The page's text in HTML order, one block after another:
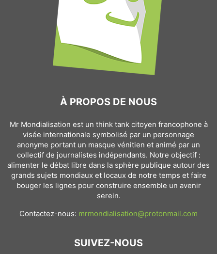
À PROPOS DE NOUS
Mr Mondialisation est un think tank citoyen francophone à
visée internationale symbolisé par un personnage
anonyme portant un masque vénitien et animé par un
collectif de journalistes indépendants. Notre objectif :
alimenter le débat libre dans la sphère publique autour des
grands sujets mondiaux et locaux de notre temps et faire
bouger les lignes pour construire ensemble un avenir
serein.
Contactez-nous: mrmondialisation@protonmail.com
SUIVEZ-NOUS